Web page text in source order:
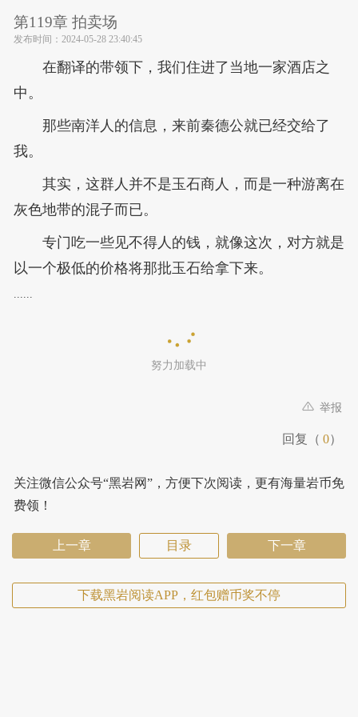
第119章 拍卖场
发布时间： 2024-05-28 23:40:45
在翻译的带领下，我们住进了当地一家酒店之
中。
那些南洋人的信息，来前秦德公就已经交给了
我。
其实，这群人并不是玉石商人，而是一种游离在
灰色地带的混子而已。
专门吃一些见不得人的钱，就像这次，对方就是
以一个极低的价格将那批玉石给拿下来。
......
努力加载中
举报
回复（ 0）
关注微信公众号“黑岩网”，方便下次阅读，更有海量岩币免
费领！
上一章 目录 下一章
下载黑岩阅读APP，红包赠币奖不停